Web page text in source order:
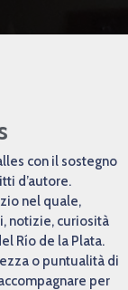
con il sostegno
d’autore.
nel quale,
notizie, curiosità
Río de la Plata.
o puntualità di
per